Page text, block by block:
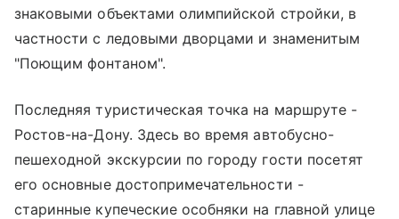
знаковыми объектами олимпийской стройки, в
частности с ледовыми дворцами и знаменитым
"Поющим фонтаном".
Последняя туристическая точка на маршруте -
Ростов-на-Дону. Здесь во время автобусно-
пешеходной экскурсии по городу гости посетят
его основные достопримечательности -
старинные купеческие особняки на главной улице